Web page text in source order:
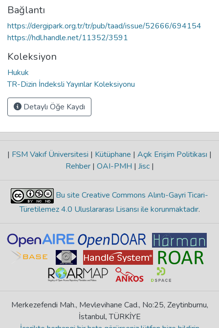
Bağlantı
https://dergipark.org.tr/tr/pub/taad/issue/52666/694154
https://hdl.handle.net/11352/3591
Koleksiyon
Hukuk
TR-Dizin İndeksli Yayınlar Koleksiyonu
Detaylı Öğe Kaydı
| FSM Vakıf Üniversitesi | Kütüphane | Açık Erişim Politikası |
Rehber | OAI-PMH | Jisc |
Bu site Creative Commons Alıntı-Gayri Ticari-
Türetilemez 4.0 Uluslararası Lisansı ile korunmaktadır.
Merkezefendi Mah., Mevlevihane Cad., No:25, Zeytinburnu,
İstanbul, TÜRKİYE